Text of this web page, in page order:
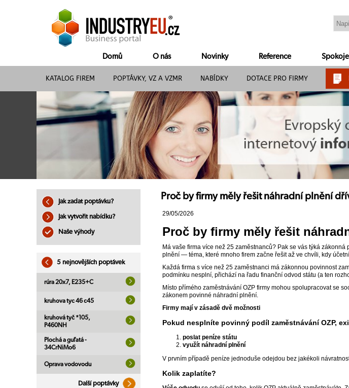
Domů O nás Novinky Reference
KATALOG FIREM POPTÁVKY, VZ A VZMR NABÍDKY DOTACE PRO FIRMY
Jak zadat poptávku?
Jak vytvořit nabídku?
Naše výhody
5 nejnovějších poptávek
rúra 20x7, E235+C
kruhova tyc 46 c45
kruhová tyč *105,
P460NH
Plochá a guľatá -
34CrNiMo6
Oprava vodovodu
Další poptávky
Proč by firmy měly řešit náhradní plnění
29/05/2026
Proč by firmy měly řešit
Má vaše firma více než 25 zaměstnanců? Pak se vás týká
plnění — téma, které mnoho firem začne řešit až ve chvíli, kdy
Každá firma s více než 25 zaměstnanci má zákonnou povinnost
podmínku nesplní, přichází na řadu finanční odvod státu (a ten
Místo přímého zaměstnávání OZP firmy mohou spolupracovat se
zákonem povinné náhradní plnění.
Firmy mají v zásadě dvě možnosti
Pokud nesplníte povinný podíl zaměstnávání OZP,
poslat peníze státu
využít náhradní plnění
V prvním případě peníze jednoduše odejdou bez jakékoli
Kolik zaplatíte?